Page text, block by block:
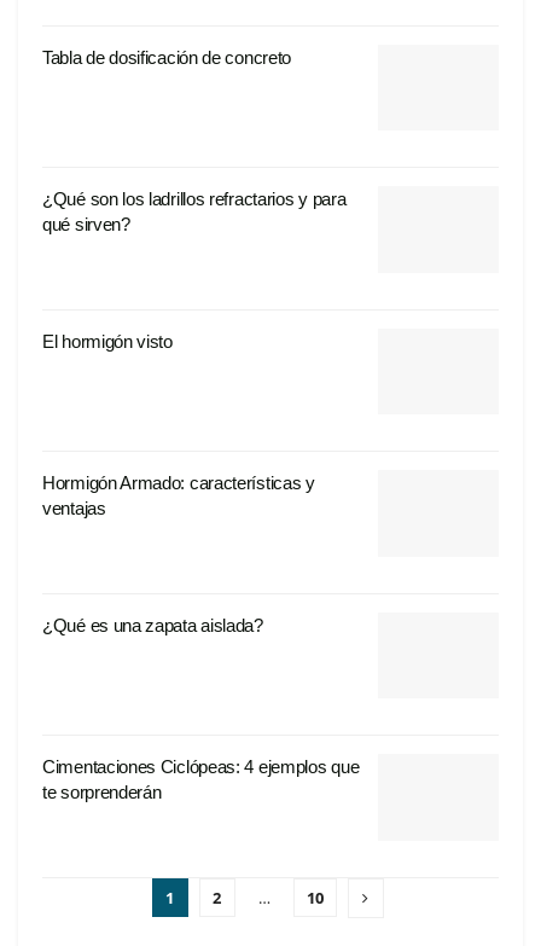
Tabla de dosificación de concreto
¿Qué son los ladrillos refractarios y para
qué sirven?
El hormigón visto
Hormigón Armado: características y
ventajas
¿Qué es una zapata aislada?
Cimentaciones Ciclópeas: 4 ejemplos que
te sorprenderán
1 2 … 10